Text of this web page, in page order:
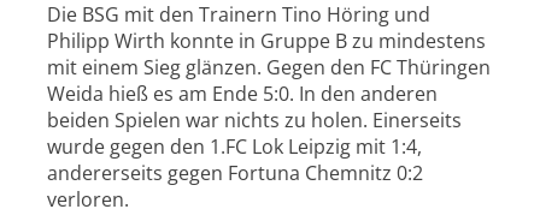
Die BSG mit den Trainern Tino Höring und
Philipp Wirth konnte in Gruppe B zu mindestens
mit einem Sieg glänzen. Gegen den FC Thüringen
Weida hieß es am Ende 5:0. In den anderen
beiden Spielen war nichts zu holen. Einerseits
wurde gegen den 1.FC Lok Leipzig mit 1:4,
andererseits gegen Fortuna Chemnitz 0:2
verloren.